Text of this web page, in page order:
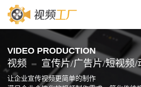
VIDEO PRODUCTION
视频 宣传片/广告片/短视频/动
让企业宣传视频更简单的制作